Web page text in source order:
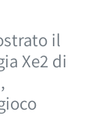
il
Xe2 di